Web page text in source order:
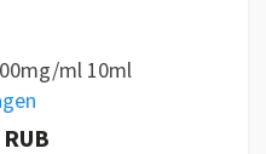
ml 10ml